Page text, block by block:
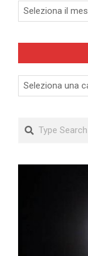
Archivi
Categorie
Search